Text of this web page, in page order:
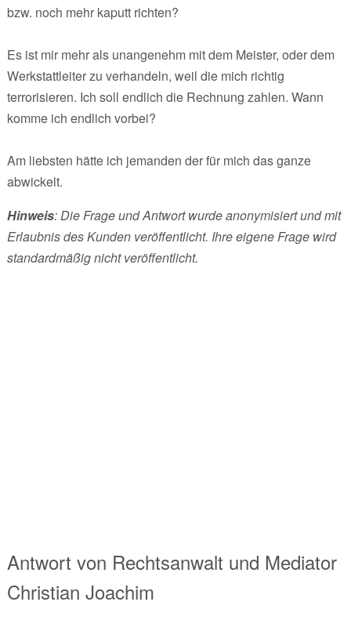
bzw. noch mehr kaputt richten?
Es ist mir mehr als unangenehm mit dem Meister, oder dem
Werkstattleiter zu verhandeln, weil die mich richtig
terrorisieren. Ich soll endlich die Rechnung zahlen. Wann
komme ich endlich vorbei?
Am liebsten hätte ich jemanden der für mich das ganze
abwickelt.
Hinweis: Die Frage und Antwort wurde anonymisiert und mit
Erlaubnis des Kunden veröffentlicht. Ihre eigene Frage wird
standardmäßig nicht veröffentlicht.
Antwort von Rechtsanwalt und Mediator
Christian Joachim